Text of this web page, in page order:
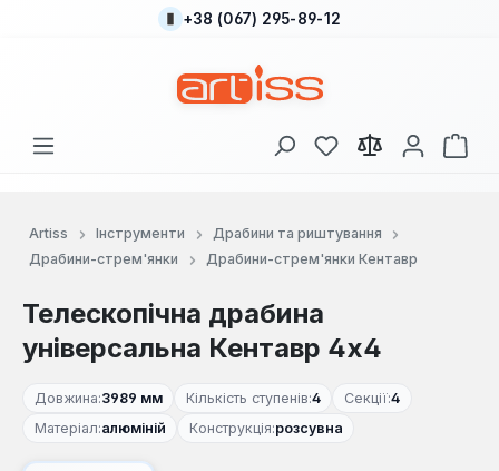
Перейти до основного вмісту
+38 (067) 295-89-12
У вас є 0 у списку
Artiss Інструменти
Драбини та риштування
Драбини-стрем'янки
Драбини-стрем'янки Кентавр
Телескопічна драбина
універсальна Кентавр 4х4
Довжина:3989 мм Кількість ступенів:4 Секції:4
Матеріал:алюміній Конструкція:розсувна